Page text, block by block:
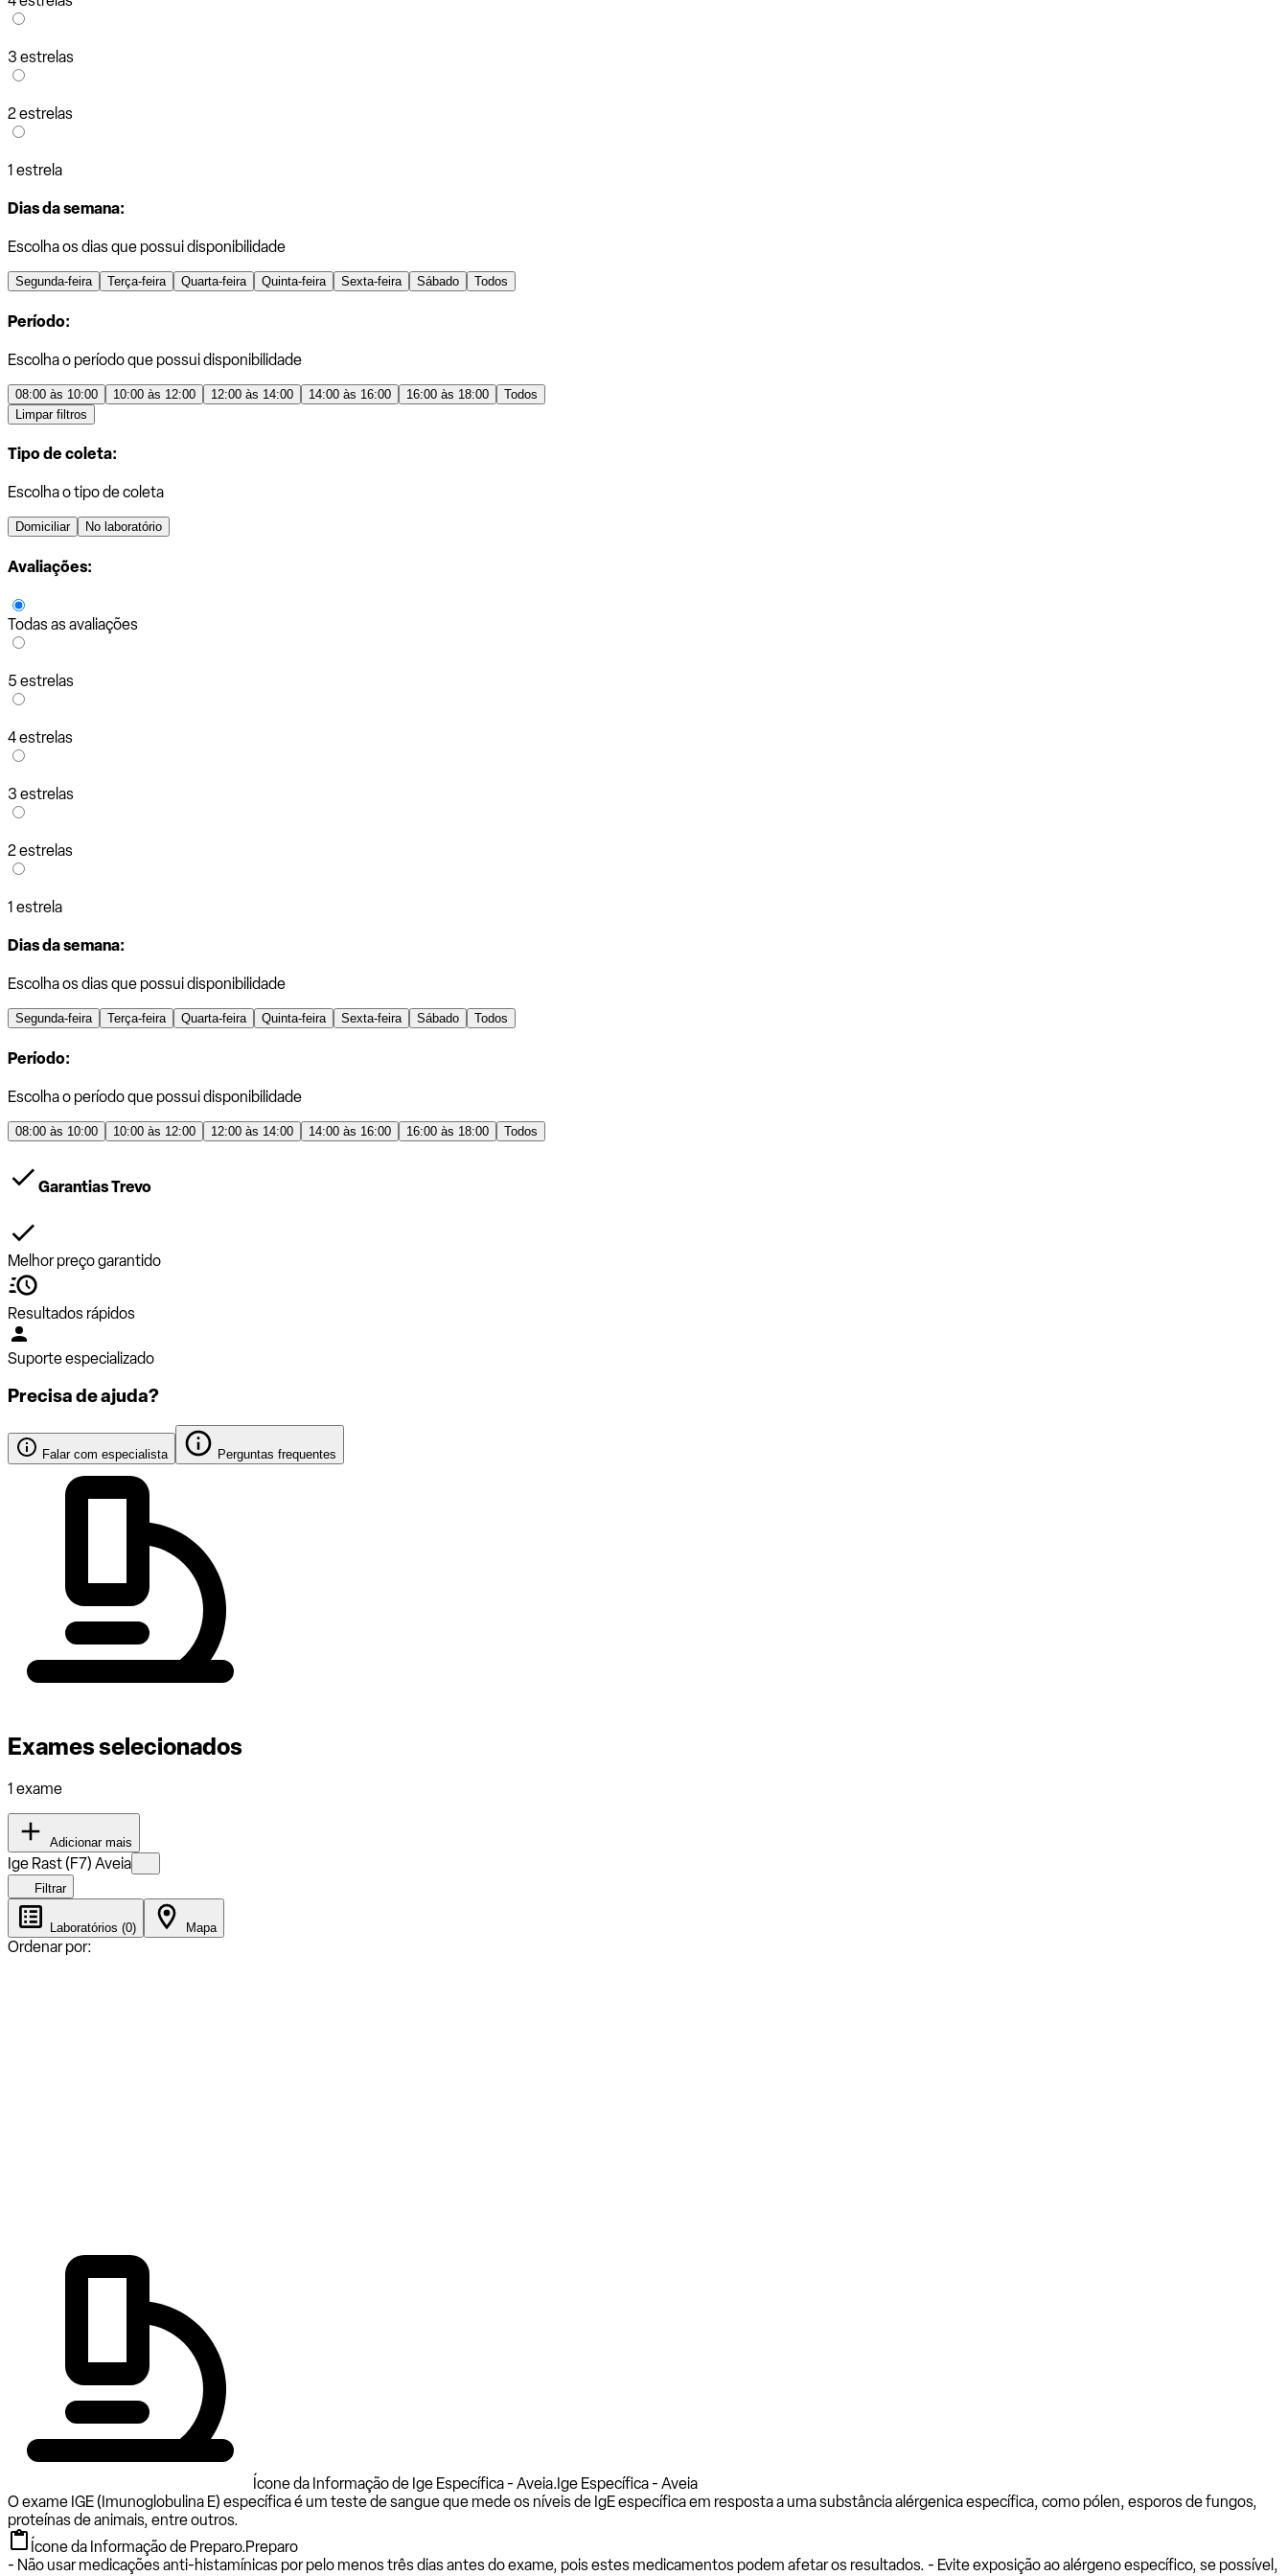
3 estrelas
2 estrelas
1 estrela
Dias da semana:
Escolha os dias que possui disponibilidade
Segunda-feira Terça-feira Quarta-feira Quinta-feira Sexta-feira Sábado Todos
Período:
Escolha o período que possui disponibilidade
08:00 às 10:00 10:00 às 12:00 12:00 às 14:00 14:00 às 16:00 16:00 às 18:00
Todos
Limpar filtros
Tipo de coleta:
Escolha o tipo de coleta
Domiciliar No laboratório
Avaliações:
Todas as avaliações
5 estrelas
4 estrelas
3 estrelas
2 estrelas
1 estrela
Dias da semana:
Escolha os dias que possui disponibilidade
Segunda-feira Terça-feira Quarta-feira Quinta-feira Sexta-feira Sábado Todos
Período:
Escolha o período que possui disponibilidade
08:00 às 10:00 10:00 às 12:00 12:00 às 14:00 14:00 às 16:00 16:00 às 18:00 Todos
Garantias Trevo
Melhor preço garantido
Resultados rápidos
Suporte especializado
Precisa de ajuda?
Falar com especialista Perguntas frequentes
Exames selecionados
1 exame
Adicionar mais
Ige Rast (F7) Aveia
Filtrar
Laboratórios (0) Mapa
Ordenar por:
Ícone da Informação de Ige Específica - Aveia.Ige Específica - Aveia
O exame IGE (Imunoglobulina E) específica é um teste de sangue que mede os níveis de IgE específica em resposta a uma substância alérgenica específica, como pólen, esporos de fungos,
proteínas de animais, entre outros.
Ícone da Informação de Preparo.Preparo
- Não usar medicações anti-histamínicas por pelo menos três dias antes do exame, pois estes medicamentos podem afetar os resultados. - Evite exposição ao alérgeno específico, se possível,